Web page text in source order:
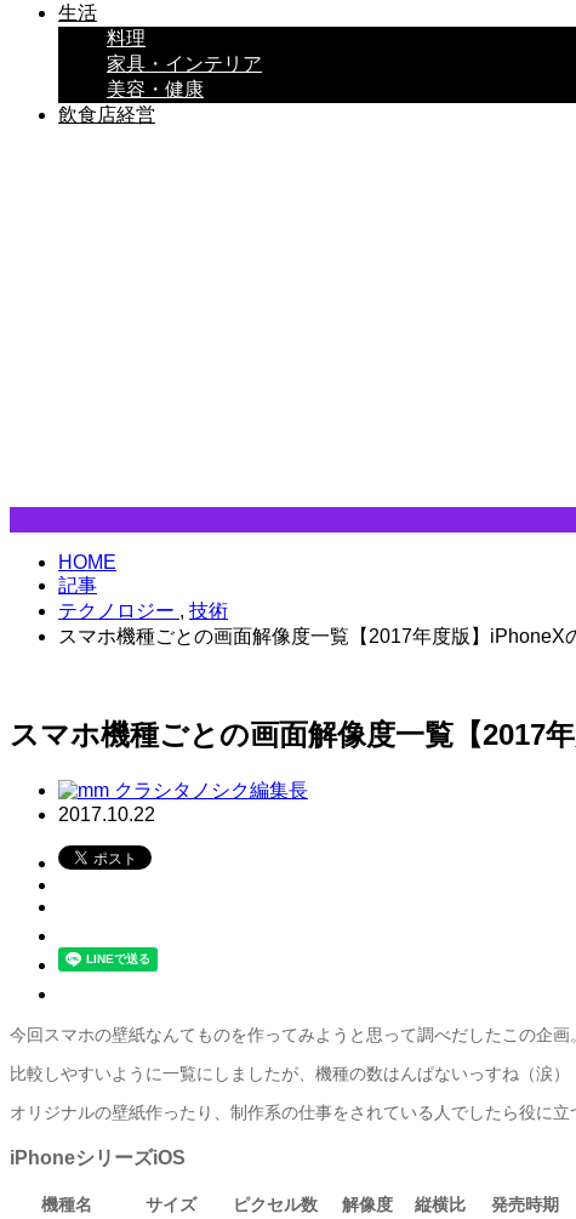
生活
料理
家具・インテリア
美容・健康
飲食店経営
HOME
記事
テクノロジー , 技術
スマホ機種ごとの画面解像度一覧【2017年度版】iPhoneX
スマホ機種ごとの画面解像度一覧【2017
クラシタノシク編集長
2017.10.22
今回スマホの壁紙なんてものを作ってみようと思って調べだしたこの企
比較しやすいように一覧にしましたが、機種の数はんぱないっすね（涙）
オリジナルの壁紙作ったり、制作系の仕事をされている人でしたら役に立
iPhoneシリーズiOS
機種名 サイズ ピクセル数 解像度 縦横比
発売時期